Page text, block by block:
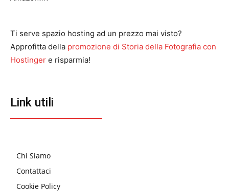
Ti serve spazio hosting ad un prezzo mai visto?
Approfitta della promozione di Storia della Fotografia con
Hostinger e risparmia!
Link utili
Chi Siamo
Contattaci
Cookie Policy